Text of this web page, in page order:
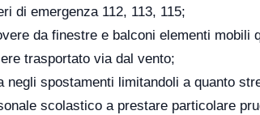
di emergenza 112, 113, 115;
da finestre e balconi elementi
trasportato via dal vento;
negli spostamenti limitandoli a quanto
scolastico a prestare particolare